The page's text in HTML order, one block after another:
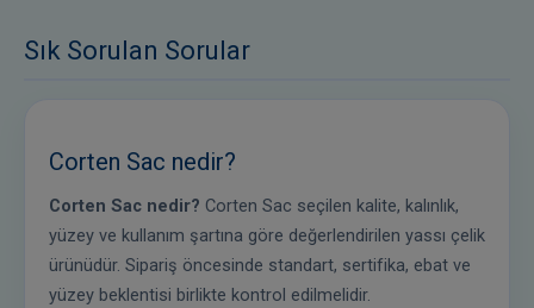
Sık Sorulan Sorular
Corten Sac nedir?
Corten Sac nedir? Corten Sac seçilen kalite, kalınlık,
yüzey ve kullanım şartına göre değerlendirilen yassı çelik
ürünüdür. Sipariş öncesinde standart, sertifika, ebat ve
yüzey beklentisi birlikte kontrol edilmelidir.